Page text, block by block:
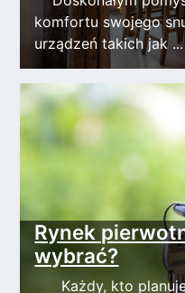
komfortu swojego
urządzeń takich jak ...
Rynek
wybrać?
Każdy, kto planuje